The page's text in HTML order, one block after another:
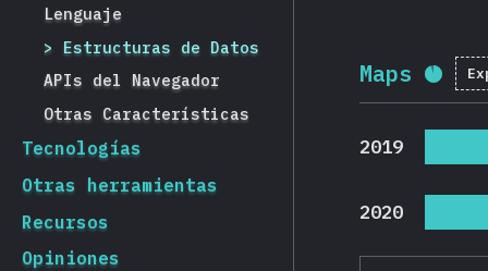
Lenguaje
Estructuras de Datos
APIs del Navegador
Otras Características
Tecnologías
Otras herramientas
Recursos
Opiniones
Maps
2019
2020